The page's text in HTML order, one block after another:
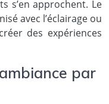
s’en approchent. Le
avec l’éclairage ou
des expériences
par